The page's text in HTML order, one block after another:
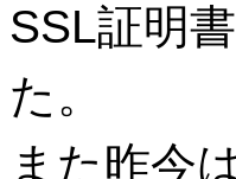
SSL証明
た。
また昨今